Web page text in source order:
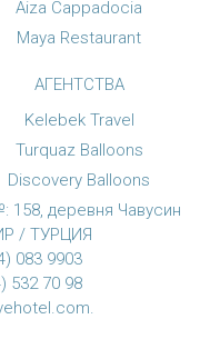
Aiza Cappadocia
Maya Restaurant
АГЕНТСТВА
Kelebek Travel
Turquaz Balloons
Discovery Balloons
деревня Чавусин
/ ТУРЦИЯ
083 9903
532 70 98